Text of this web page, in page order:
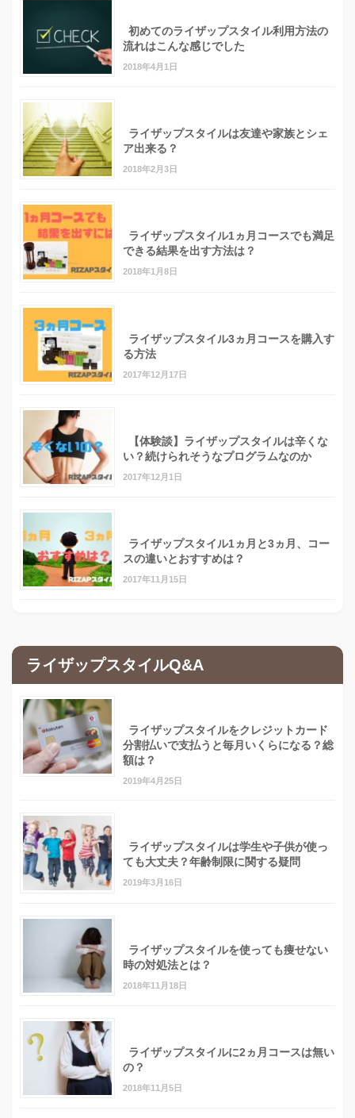
初めてのライザップスタイル利用方法の
流れはこんな感じでした
2018年4月1日
ライザップスタイルは友達や家族とシェ
ア出来る？
2018年2月3日
ライザップスタイル1ヵ月コースでも満足
できる結果を出す方法は？
2018年1月8日
ライザップスタイル3ヵ月コースを購入す
る方法
2017年12月17日
【体験談】ライザップスタイルは辛くな
い？続けられそうなプログラムなのか
2017年12月1日
ライザップスタイル1ヵ月と3ヵ月、コー
スの違いとおすすめは？
2017年11月15日
ライザップスタイルQ&A
ライザップスタイルをクレジットカード
分割払いで支払うと毎月いくらになる？総
額は？
2019年4月25日
ライザップスタイルは学生や子供が使っ
ても大丈夫？年齢制限に関する疑問
2019年3月16日
ライザップスタイルを使っても痩せない
時の対処法とは？
2018年11月18日
ライザップスタイルに2ヵ月コースは無い
の？
2018年11月5日